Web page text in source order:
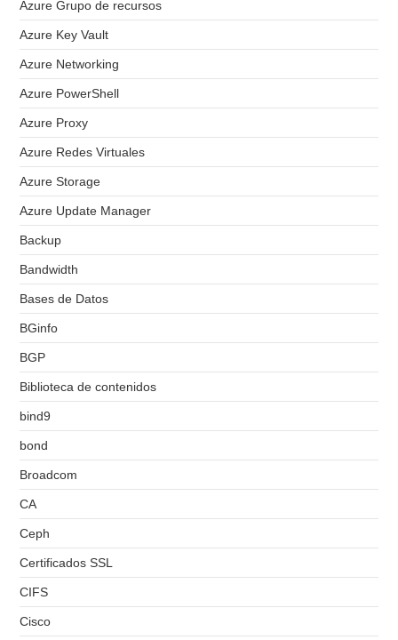
Azure Grupo de recursos
Azure Key Vault
Azure Networking
Azure PowerShell
Azure Proxy
Azure Redes Virtuales
Azure Storage
Azure Update Manager
Backup
Bandwidth
Bases de Datos
BGinfo
BGP
Biblioteca de contenidos
bind9
bond
Broadcom
CA
Ceph
Certificados SSL
CIFS
Cisco